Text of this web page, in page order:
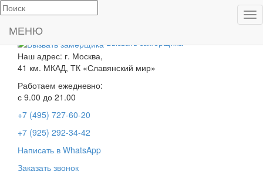
Производство и
установка ворот
Вызвать замерщика
Наш адрес: г. Москва,
41 км. МКАД, ТК «Славянский мир»
Работаем ежедневно:
с 9.00 до 21.00
+7 (495) 727-60-20
+7 (925) 292-34-42
Написать в WhatsApp
Заказать звонок
МЕНЮ